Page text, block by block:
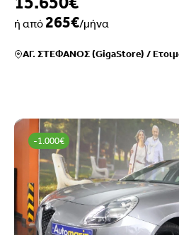
ή από265€/μήνα
ΑΓ. ΣΤΕΦΑΝΟΣ (GigaStore) /
-1.000€